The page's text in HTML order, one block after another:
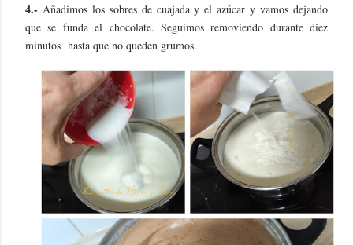
4.- Añadimos los sobres de cuajada y el azúcar y vamos dejando
que se funda el chocolate. Seguimos removiendo durante diez
minutos hasta que no queden grumos.